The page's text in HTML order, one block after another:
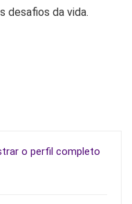
desafios da vida.
o perfil completo